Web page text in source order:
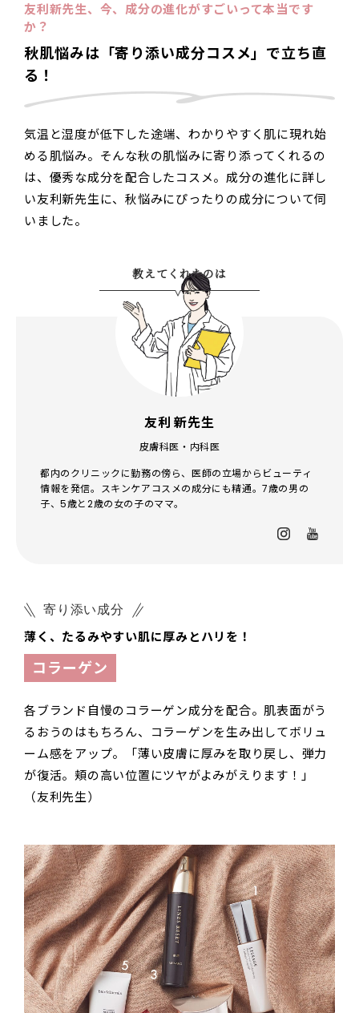
友利新先生、今、成分の進化がすごいって本当です
か？
秋肌悩みは「寄り添い成分コスメ」で立ち直
る！
気温と湿度が低下した途端、わかりやすく肌に現れ始
める肌悩み。そんな秋の肌悩みに寄り添ってくれるの
は、優秀な成分を配合したコスメ。成分の進化に詳し
い友利新先生に、秋悩みにぴったりの成分について伺
いました。
教えてくれたのは
友利 新先生
皮膚科医・内科医
都内のクリニックに勤務の傍ら、医師の立場からビューティ
情報を発信。スキンケアコスメの成分にも精通。7歳の男の
子、5歳と2歳の女の子のママ。
寄り添い成分
薄く、たるみやすい肌に厚みとハリを！
コラーゲン
各ブランド自慢のコラーゲン成分を配合。肌表面がう
るおうのはもちろん、コラーゲンを生み出してボリュ
ーム感をアップ。「薄い皮膚に厚みを取り戻し、弾力
が復活。頬の高い位置にツヤがよみがえります！」
（友利先生）